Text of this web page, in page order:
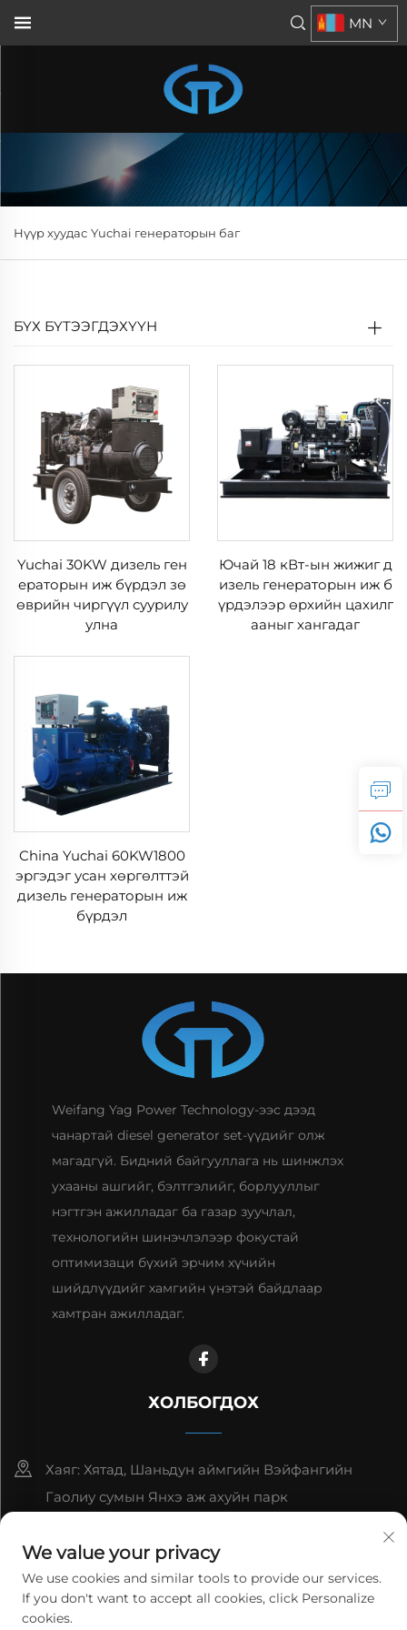
MN
Нүүр хуудас Yuchai генераторын баг
БҮХ БҮТЭЭГДЭХҮҮН
Yuchai 30KW дизель ген
ераторын иж бүрдэл зө
өврийн чиргүүл суурилу
улна
Ючай 18 кВт-ын жижиг д
изель генераторын иж б
үрдэлээр өрхийн цахилг
ааныг хангадаг
China Yuchai 60KW1800
эргэдэг усан хөргөлттэй
дизель генераторын иж
бүрдэл
Weifang Yag Power Technology-ээс дээд
чанартай diesel generator set-үүдийг олж
магадгүй. Бидний байгууллага нь шинжлэх
ухааны ашгийг, бэлтгэлийг, борлууллыг
нэгтгэн ажилладаг ба газар зуучлал,
технологийн шинэчлэлээр фокустай
оптимизаци бүхий эрчим хүчийн
шийдлүүдийг хамгийн үнэтэй байдлаар
хамтран ажилладаг.
ХОЛБОГДОХ
Хаяг: Хятад, Шаньдун аймгийн Вэйфангийн
Гаолиу сумын Янхэ аж ахуйн парк
[email protected]
We value your privacy
We use cookies and similar tools to provide our services.
If you don't want to accept all cookies, click Personalize
cookies.